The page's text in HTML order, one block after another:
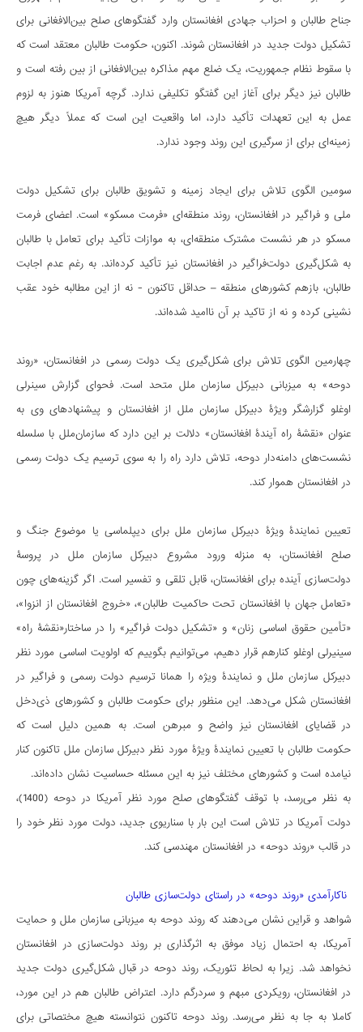
جناح طالبان و احزاب جهادی افغانستان وارد گفتگوهای صلح بین‌الافغانی برای
تشکیل دولت جدید در افغانستان شوند. اکنون، حکومت طالبان معتقد است که
با سقوط نظام جمهوریت، یک ضلع مهم مذاکره بین‌الافغانی از بین رفته است و
طالبان نیز دیگر برای آغاز این گفتگو تکلیفی ندارد. گرچه آمریکا هنوز به لزوم
عمل به این تعهدات تأکید دارد، اما واقعیت این است که عملاً دیگر هیچ
زمینه‌ای برای از سرگیری این روند وجود ندارد.
سومین الگوی تلاش برای ایجاد زمینه و تشویق طالبان برای تشکیل دولت
ملی و فراگیر در افغانستان، روند منطقه‌ای «فرمت مسکو» است. اعضای فرمت
مسکو در هر نشست مشترک منطقه‌ای، به موازات تأکید برای تعامل با طالبان
به شکل‌گیری دولت‌فراگیر در افغانستان نیز تأکید کرده‌اند. به رغم عدم اجابت
طالبان، بازهم کشورهای منطقه – حداقل تاکنون - نه از این مطالبه خود عقب
نشینی کرده و نه از تاکید بر آن ناامید شده‌اند.
چهارمین الگوی تلاش برای شکل‌گیری یک دولت رسمی در افغانستان، «روند
دوحه» به میزبانی دبیرکل سازمان ملل متحد است. فحوای گزارش سینرلی
اوغلو گزارشگر ویژۀ دبیرکل سازمان ملل از افغانستان و پیشنهادهای وی به
عنوان «نقشۀ راه آیندۀ افغانستان» دلالت بر این دارد که سازمان‌ملل با سلسله‌
نشست‌های دامنه‌دار دوحه، تلاش دارد راه را به سوی ترسیم یک دولت رسمی
در افغانستان هموار کند.
تعیین نمایندۀ ویژۀ دبیرکل سازمان ملل برای دیپلماسی یا موضوع جنگ و
صلح افغانستان، به منزله ورود مشروع دبیرکل سازمان ملل در پروسۀ
دولت‌سازی آینده برای افغانستان، قابل تلقی و تفسیر است. اگر گزینه‌های چون
«تعامل جهان با افغانستان تحت حاکمیت طالبان»، «خروج افغانستان از انزوا»،
«تأمین حقوق اساسی زنان» و «تشکیل دولت فراگیر» را در ساختار«نقشۀ راه»
سینیرلی اوغلو کنارهم قرار دهیم، می‌توانیم بگوییم که اولویت‌ اساسی مورد نظر
دبیرکل سازمان ملل و نمایندۀ ویژه را همانا ترسیم دولت رسمی و فراگیر در
افغانستان شکل می‌دهد. این منظور برای حکومت طالبان و کشورهای ذی‌دخل
در قضایای افغانستان نیز واضح و مبرهن است. به همین دلیل است که
حکومت طالبان با تعیین نمایندۀ ویژۀ مورد نظر دبیرکل سازمان ملل تاکنون کنار
نیامده است و کشورهای مختلف نیز به این مسئله حساسیت نشان داده‌اند.
به نظر می‌رسد، با توقف گفتگوهای صلح مورد نظر آمریکا در دوحه (1400)،
دولت آمریکا در تلاش است این بار با سناریوی جدید، دولت مورد نظر خود را
در قالب «روند دوحه» در افغانستان مهندسی کند.
ناکارآمدی «روند دوحه» در راستای دولت‌سازی طالبان
شواهد و قراین نشان می‌دهند که روند دوحه به میزبانی سازمان ملل و حمایت
آمریکا، به احتمال زیاد موفق به اثرگذاری بر روند دولت‌سازی در افغانستان
نخواهد شد. زیرا به لحاظ تئوریک، روند دوحه در قبال شکل‌گیری دولت جدید
در افغانستان، رویکردی مبهم و سردرگم دارد. اعتراض طالبان هم در این مورد،
کاملا به جا به نظر می‌رسد. روند دوحه تاکنون نتوانسته هیچ مختصاتی برای